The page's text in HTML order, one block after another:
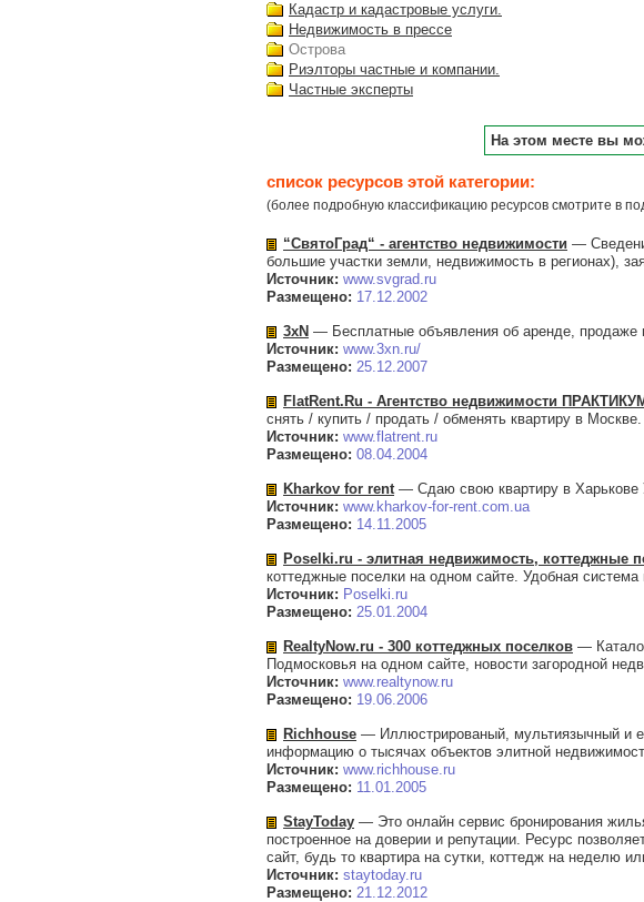
Кадастр и кадастровые услуги.
Недвижимость в прессе
Острова
Риэлторы частные и компании.
Частные эксперты
На этом месте вы
список ресурсов этой категории:
(более подробную классификацию ресурсов смотрите в
“СвятоГрад“ - агентство недвижимости —
большие участки земли, недвижимость в регионах),
Источник: www.svgrad.ru
Размещено: 17.12.2002
3xN — Бесплатные объявления об аренде, продаже
Источник: www.3xn.ru/
Размещено: 25.12.2007
FlatRent.Ru - Агентство недвижимости
снять / купить / продать / обменять квартиру в
Источник: www.flatrent.ru
Размещено: 08.04.2004
Kharkov for rent— Сдаю свою квартиру в Харькове
Источник: www.kharkov-for-rent.com.ua
Размещено: 14.11.2005
Poselki.ru - элитная недвижимость, коттеджные
коттеджные поселки на одном сайте. Удобная
Источник: Poselki.ru
Размещено: 25.01.2004
RealtyNow.ru - 300 коттеджных поселков —
Подмосковья на одном сайте, новости загородной
Источник: www.realtynow.ru
Размещено: 19.06.2006
Richhouse — Иллюстрированый, мультиязычный и
информацию о тысячах объектов элитной
Источник: www.richhouse.ru
Размещено: 11.01.2005
StayToday — Это онлайн сервис бронирования
построенное на доверии и репутации. Ресурс
сайт, будь то квартира на сутки, коттедж на неделю
Источник: staytoday.ru
Размещено: 21.12.2012